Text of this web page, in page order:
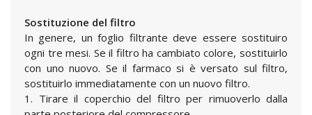
Sostituzione del filtro
In genere, un foglio filtrante deve essere sostituiro
ogni tre mesi. Se il filtro ha cambiato colore, sostituirlo
con uno nuovo. Se il farmaco si è versato sul filtro,
sostituirlo immediatamente con un nuovo filtro.
1. Tirare il coperchio del filtro per rimuoverlo dalla